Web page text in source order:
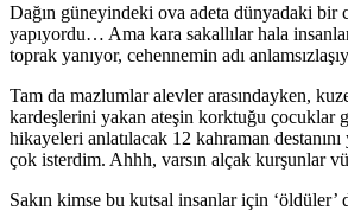
Dağın güneyindeki ova adeta dünyadaki bir
yapıyordu… Ama kara sakallılar hala
toprak yanıyor, cehennemin adı
Tam da mazlumlar alevler arasındayken,
kardeşlerini yakan ateşin korktuğu çocuklar
hikayeleri anlatılacak 12 kahraman
çok isterdim. Ahhh, varsın alçak kurşunlar
Sakın kimse bu kutsal insanlar için